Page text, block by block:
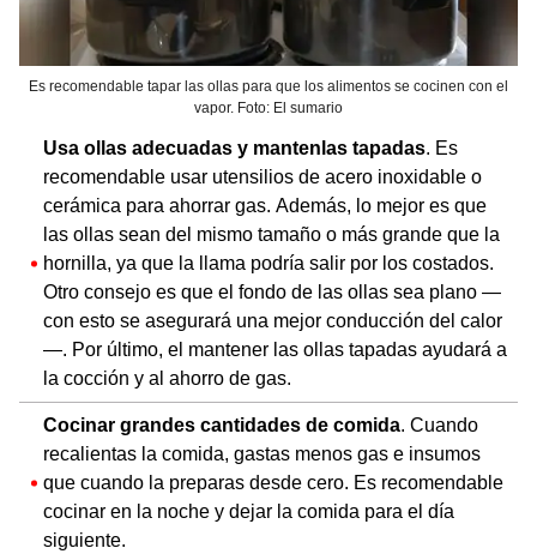
Es recomendable tapar las ollas para que los alimentos se cocinen con el
vapor. Foto: El sumario
Usa ollas adecuadas y mantenlas tapadas. Es
recomendable usar utensilios de acero inoxidable o
cerámica para ahorrar gas. Además, lo mejor es que
las ollas sean del mismo tamaño o más grande que la
hornilla, ya que la llama podría salir por los costados.
Otro consejo es que el fondo de las ollas sea plano —
con esto se asegurará una mejor conducción del calor
—. Por último, el mantener las ollas tapadas ayudará a
la cocción y al ahorro de gas.
Cocinar grandes cantidades de comida. Cuando
recalientas la comida, gastas menos gas e insumos
que cuando la preparas desde cero. Es recomendable
cocinar en la noche y dejar la comida para el día
siguiente.